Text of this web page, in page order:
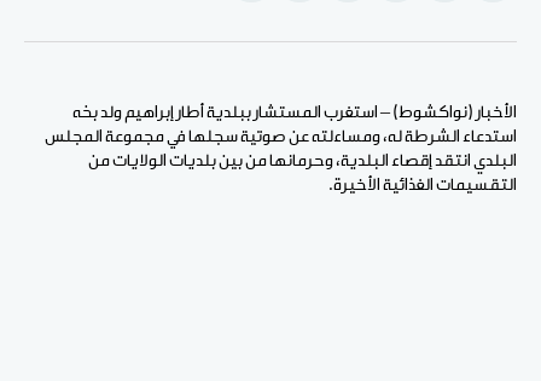
الفيسبوكPinterest
لينكد WhatsApp
الإيميل
الأخبار (نواكشوط) – استغرب المستشار ببلدية أطار إبراهيم ولد بخه
استدعاء الشرطة له، ومساءلته عن صوتية سجلها في مجموعة المجلس
البلدي انتقد إقصاء البلدية، وحرمانها من بين بلديات الولايات من
التقسيمات الغذائية الأخيرة.